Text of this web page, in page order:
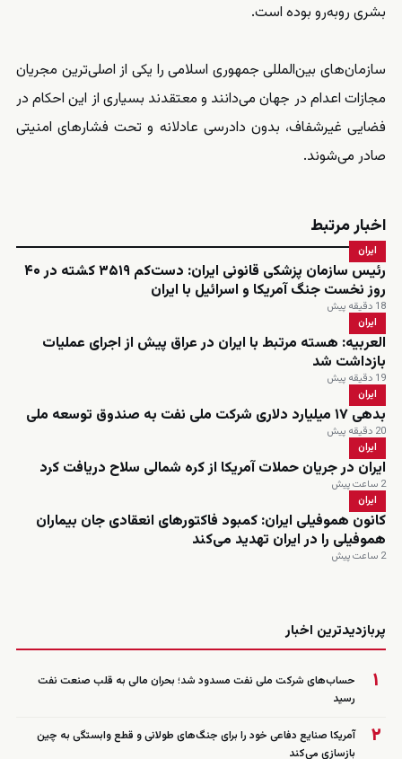
بشری روبه‌رو بوده است.
سازمان‌های بین‌المللی جمهوری اسلامی را یکی از اصلی‌ترین مجریان
مجازات اعدام در جهان می‌دانند و معتقدند بسیاری از این احکام در
فضایی غیرشفاف، بدون دادرسی عادلانه و تحت فشارهای امنیتی
صادر می‌شوند.
اخبار مرتبط
ایران
رئیس سازمان پزشکی قانونی ایران: دست‌کم ۳۵۱۹ کشته در ۴۰
روز نخست جنگ آمریکا و اسرائیل با ایران
18 دقیقه پیش
ایران
العربیه: هسته مرتبط با ایران در عراق پیش از اجرای عملیات
بازداشت شد
19 دقیقه پیش
ایران
بدهی ۱۷ میلیارد دلاری شرکت ملی نفت به صندوق توسعه ملی
20 دقیقه پیش
ایران
ایران در جریان حملات آمریکا از کره شمالی سلاح دریافت کرد
2 ساعت پیش
ایران
کانون هموفیلی ایران: کمبود فاکتورهای انعقادی جان بیماران
هموفیلی را در ایران تهدید می‌کند
2 ساعت پیش
پربازدیدترین اخبار
۱
حساب‌های شرکت ملی نفت مسدود شد؛ بحران مالی به قلب صنعت نفت
رسید
۲
آمریکا صنایع دفاعی خود را برای جنگ‌های طولانی و قطع وابستگی به چین
بازسازی می‌کند